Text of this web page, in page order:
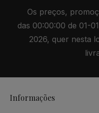
Os preços,
das 00:00:00 de 01-
2026, quer nesta
Informações